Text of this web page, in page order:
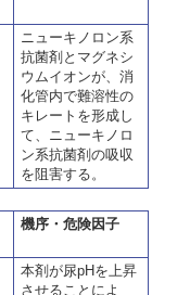
ニューキノロン系
抗菌剤とマグネシ
ウムイオンが、消
化管内で難溶性の
キレートを形成し
て、ニューキノロ
ン系抗菌剤の吸収
を阻害する。
機序・危険因子
本剤が尿pHを上昇
させることによ